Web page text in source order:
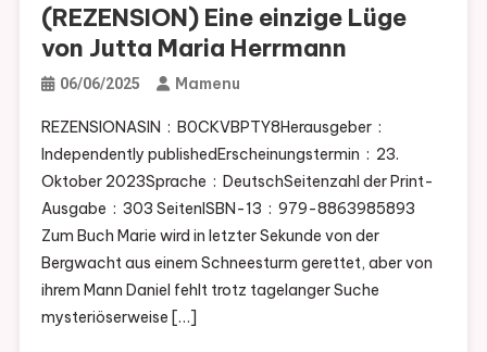
(REZENSION) Eine einzige Lüge
von Jutta Maria Herrmann
06/06/2025 Mamenu
REZENSIONASIN ‏ : ‎ B0CKVBPTY8Herausgeber ‏ : ‎
Independently publishedErscheinungstermin ‏ : ‎ 23.
Oktober 2023Sprache ‏ : ‎ DeutschSeitenzahl der Print-
Ausgabe ‏ : ‎ 303 SeitenISBN-13 ‏ : ‎ 979-8863985893
Zum Buch Marie wird in letzter Sekunde von der
Bergwacht aus einem Schneesturm gerettet, aber von
ihrem Mann Daniel fehlt trotz tagelanger Suche
mysteriöserweise […]